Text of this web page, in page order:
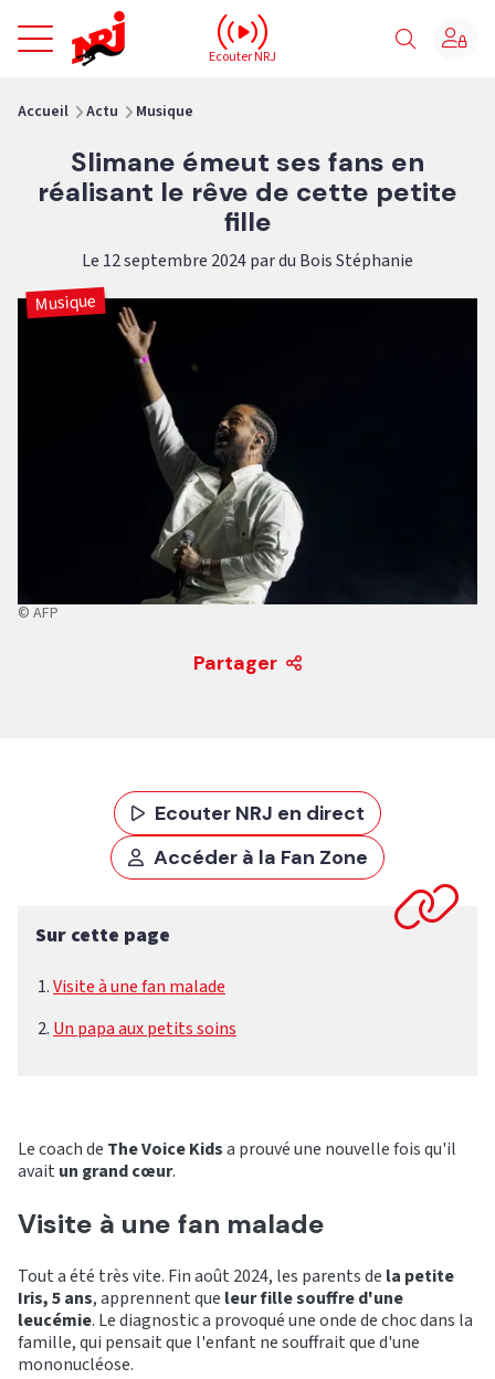
NRJ - Accueil
Ecouter NRJ
Accueil Actu Musique
Slimane émeut ses fans en
réalisant le rêve de cette petite
fille
Le 12 septembre 2024 par du Bois Stéphanie
Musique
© AFP
Partager
Ecouter NRJ en direct
Accéder à la Fan Zone
Sur cette page
Visite à une fan malade
Un papa aux petits soins
Le coach de The Voice Kidsa prouvé une nouvelle fois qu'il
avait un grand cœur.
Visite à une fan malade
Tout a été très vite. Fin août 2024, les parents de la petite
Iris, 5 ans, apprennent que leur fille souffre d'une
leucémie. Le diagnostic a provoqué une onde de choc dans la
famille, qui pensait que l'enfant ne souffrait que d'une
mononucléose.